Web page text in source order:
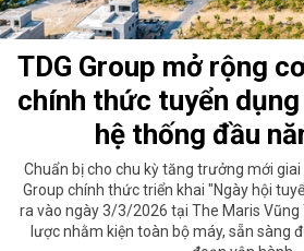
TDG Group mở rộng
chính thức tuyển
hệ thống đầu
Chuẩn bị cho chu kỳ tăng trưởng mới giai
Group chính thức triển khai "Ngày hội
ra vào ngày 3/3/2026 tại The Maris Vũng
lược nhằm kiện toàn bộ máy, sẵn sàng